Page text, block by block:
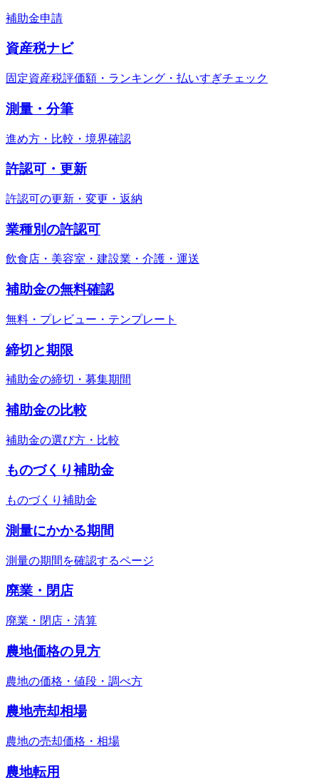
補助金申請
資産税ナビ
固定資産税評価額・ランキング・払いすぎチェック
測量・分筆
進め方・比較・境界確認
許認可・更新
許認可の更新・変更・返納
業種別の許認可
飲食店・美容室・建設業・介護・運送
補助金の無料確認
無料・プレビュー・テンプレート
締切と期限
補助金の締切・募集期間
補助金の比較
補助金の選び方・比較
ものづくり補助金
ものづくり補助金
測量にかかる期間
測量の期間を確認するページ
廃業・閉店
廃業・閉店・清算
農地価格の見方
農地の価格・値段・調べ方
農地売却相場
農地の売却価格・相場
農地転用